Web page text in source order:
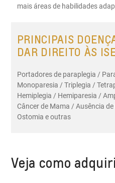
mais áreas de habilidades
PRINCIPAIS
DAR DIREITO ÀS
Portadores de paraplegia /
Monoparesia / Triplegia /
Hemiplegia / Hemiparesia /
Câncer de Mama / Ausência
Ostomia e outras
Veja como